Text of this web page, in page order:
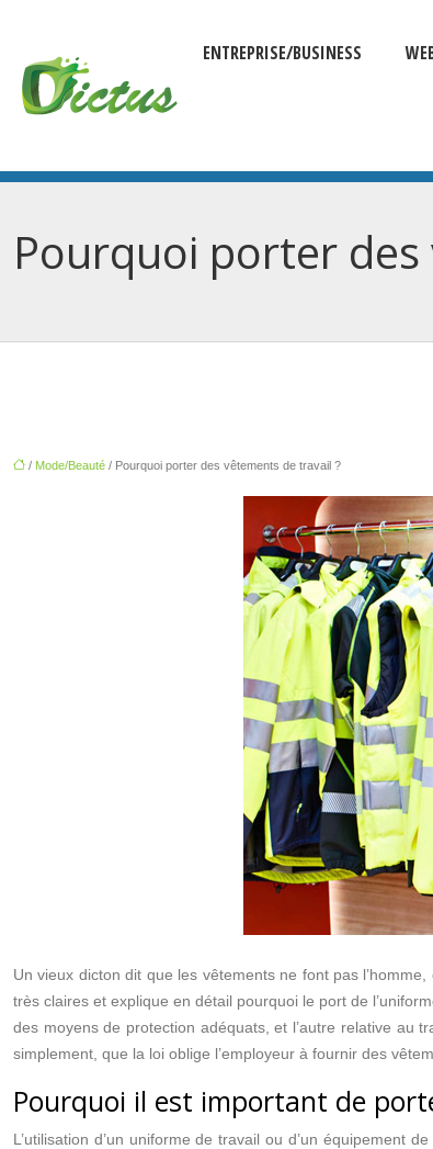
ENTREPRISE/BUSINESS
Pourquoi porter
/ Mode/Beauté / Pourquoi porter des vêtements de travail ?
Un vieux dicton dit que les vêtements ne font pas
très claires et explique en détail pourquoi le port de
des moyens de protection adéquats, et l’autre relative au
simplement, que la loi oblige l’employeur à fournir des
Pourquoi il est important de
L’utilisation d’un uniforme de travail ou d’un équipement